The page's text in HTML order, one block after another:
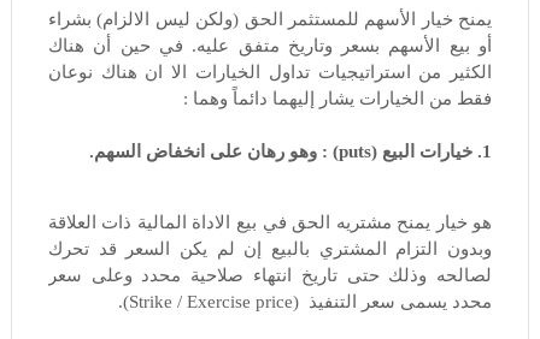
يمنح خيار الأسهم للمستثمر الحق (ولكن ليس الالزام) بشراء
أو بيع الأسهم بسعر وتاريخ متفق عليه. في حين أن هناك
الكثير من استراتيجيات تداول الخيارات الا ان هناك نوعان
فقط من الخيارات يشار إليهما دائماً وهما :
1. خيارات البيع (puts) : وهو رهان على انخفاض السهم.
هو خيار يمنح مشتريه الحق في بيع الاداة المالية ذات العلاقة
وبدون التزام المشتري بالبيع إن لم يكن السعر قد تحرك
لصالحه وذلك حتى تاريخ انتهاء صلاحية محدد وعلى سعر
محدد يسمى سعر التنفيذ (Strike / Exercise price).